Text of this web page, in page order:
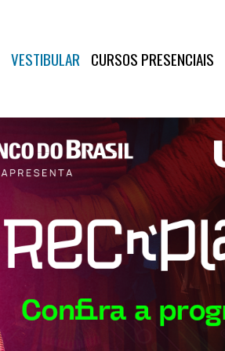
VESTIBULAR CURSOS PRESENCIAIS